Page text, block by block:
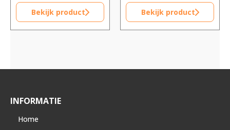
Bekijk product Bekijk product
INFORMATIE
Home